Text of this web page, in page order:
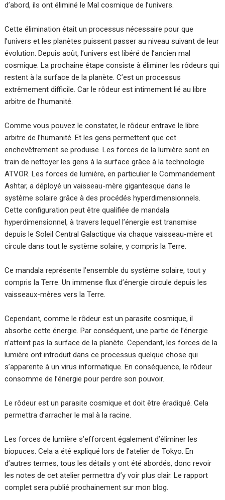
d’abord, ils ont éliminé le Mal cosmique de l’univers.
Cette élimination était un processus nécessaire pour que
l’univers et les planètes puissent passer au niveau suivant de leur
évolution. Depuis août, l’univers est libéré de l’ancien mal
cosmique. La prochaine étape consiste à éliminer les rôdeurs qui
restent à la surface de la planète. C’est un processus
extrêmement difficile. Car le rôdeur est intimement lié au libre
arbitre de l’humanité.
Comme vous pouvez le constater, le rôdeur entrave le libre
arbitre de l’humanité. Et les gens permettent que cet
enchevêtrement se produise. Les forces de la lumière sont en
train de nettoyer les gens à la surface grâce à la technologie
ATVOR. Les forces de lumière, en particulier le Commandement
Ashtar, a déployé un vaisseau-mère gigantesque dans le
système solaire grâce à des procédés hyperdimensionnels.
Cette configuration peut être qualifiée de mandala
hyperdimensionnel, à travers lequel l’énergie est transmise
depuis le Soleil Central Galactique via chaque vaisseau-mère et
circule dans tout le système solaire, y compris la Terre.
Ce mandala représente l’ensemble du système solaire, tout y
compris la Terre. Un immense flux d’énergie circule depuis les
vaisseaux-mères vers la Terre.
Cependant, comme le rôdeur est un parasite cosmique, il
absorbe cette énergie. Par conséquent, une partie de l’énergie
n’atteint pas la surface de la planète. Cependant, les forces de la
lumière ont introduit dans ce processus quelque chose qui
s’apparente à un virus informatique. En conséquence, le rôdeur
consomme de l’énergie pour perdre son pouvoir.
Le rôdeur est un parasite cosmique et doit être éradiqué. Cela
permettra d’arracher le mal à la racine.
Les forces de lumière s’efforcent également d’éliminer les
biopuces. Cela a été expliqué lors de l’atelier de Tokyo. En
d’autres termes, tous les détails y ont été abordés, donc revoir
les notes de cet atelier permettra d’y voir plus clair. Le rapport
complet sera publié prochainement sur mon blog.